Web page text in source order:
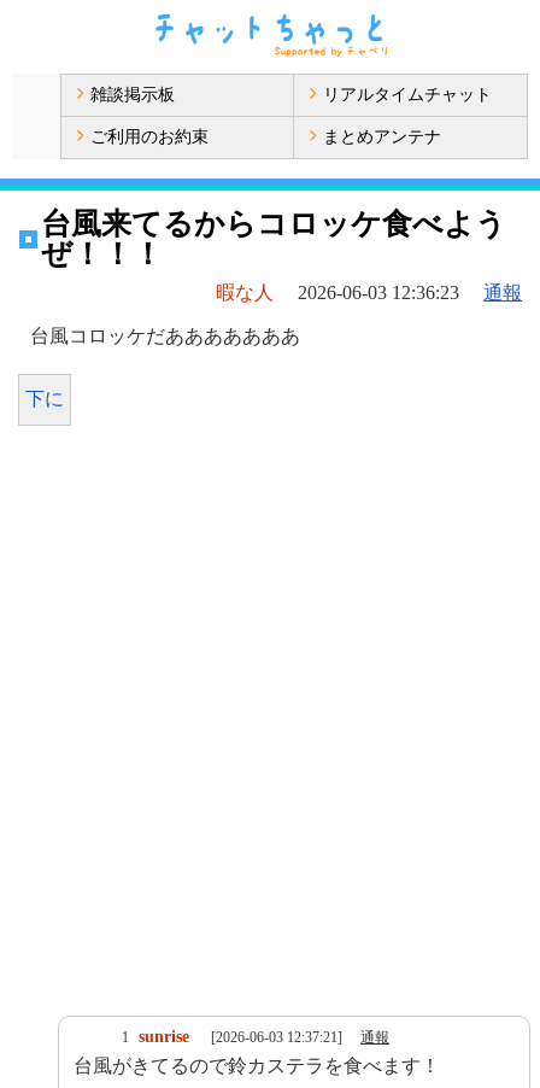
雑談掲示板 リアルタイムチャット
ご利用のお約束 まとめアンテナ
台風来てるからコロッケ食べよう
ぜ！！！
暇な人 2026-06-03 12:36:23 通報
台風コロッケだあああああああ
下に
1 sunrise [2026-06-03 12:37:21] 通報
台風がきてるので鈴カステラを食べます！